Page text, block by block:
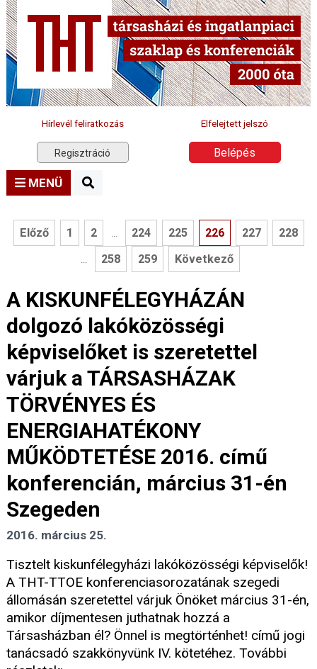
Hírlevél feliratkozás Elfelejtett jelszó
Regisztráció Belépés
MENÜ
Előző 1 2 ... 224 225 226 227 228
... 258 259 Következő
A KISKUNFÉLEGYHÁZÁN
dolgozó lakóközösségi
képviselőket is szeretettel
várjuk a TÁRSASHÁZAK
TÖRVÉNYES ÉS
ENERGIAHATÉKONY
MŰKÖDTETÉSE 2016. című
konferencián, március 31-én
Szegeden
2016. március 25.
Tisztelt kiskunfélegyházi lakóközösségi képviselők!
A THT-TTOE konferenciasorozatának szegedi
állomásán szeretettel várjuk Önöket március 31-én,
amikor díjmentesen juthatnak hozzá a
Társasházban él? Önnel is megtörténhet! című jogi
tanácsadó szakkönyvünk IV. kötetéhez. További